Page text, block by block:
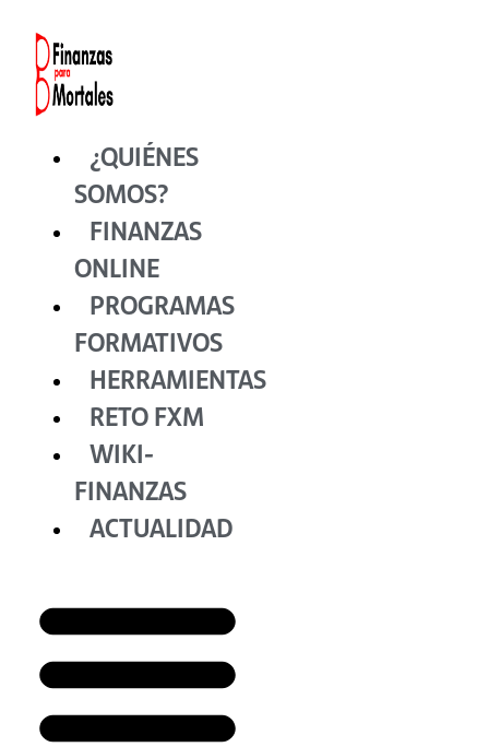
contenido
¿QUIÉNES
SOMOS?
FINANZAS
ONLINE
PROGRAMAS
FORMATIVOS
HERRAMIENTAS
RETO FXM
WIKI-
FINANZAS
ACTUALIDAD